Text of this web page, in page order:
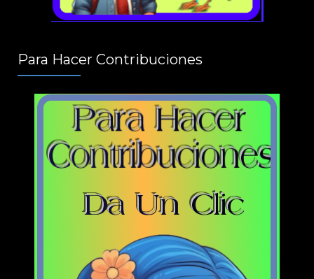
Para Hacer Contribuciones